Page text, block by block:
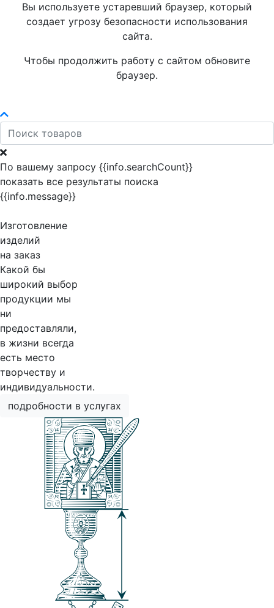
Вы используете устаревший браузер, который
создает угрозу безопасности использования
сайта.
Чтобы продолжить работу с сайтом обновите
браузер.
По вашему запросу {{info.searchCount}}
показать все результаты поиска
{{info.message}}
Изготовление
изделий
на заказ
Какой бы
широкий выбор
продукции мы
ни
предоставляли,
в жизни всегда
есть место
творчеству и
индивидуальности.
подробности в услугах